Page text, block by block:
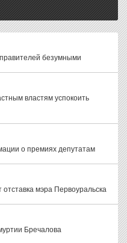
безумными
властям успокоить
о премиях депутатам
мэра Первоуральска
Бречалова